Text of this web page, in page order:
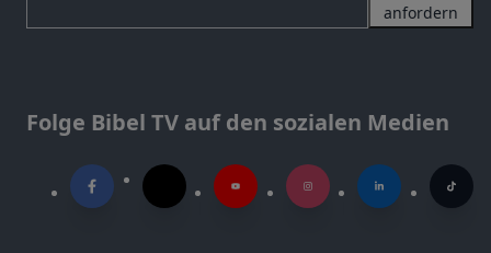
anfordern
Folge Bibel TV auf den sozialen Medien